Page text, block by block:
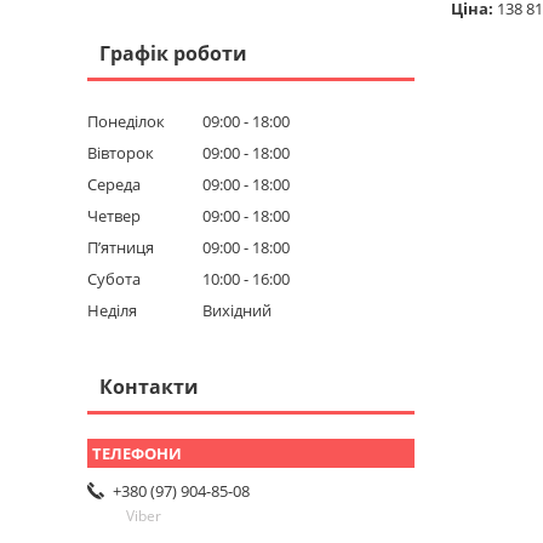
Ціна: 138
Графік роботи
Понеділок 09:00
18:00
Вівторок
09:00
18:00
Середа
09:00
18:00
Четвер
09:00
18:00
Пʼятниця
09:00
18:00
Субота
10:00
16:00
Неділя
Вихідний
Контакти
+380 (97) 904-85-08
Viber